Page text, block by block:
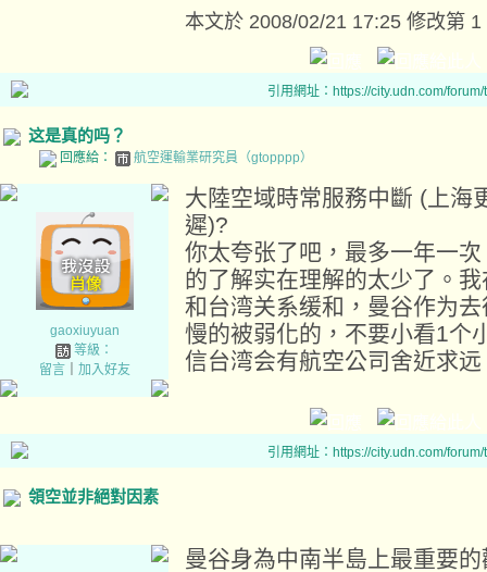
本文於 2008/02/21 17:25 修改第 1
引用網址：https://city.udn.com/
这是真的吗？
回應給： 航空運輸業研究員（gtopppp）
gaoxiuyuan
等級：
留言｜ 加入好友
大陸空域時常服務中斷 (上海
遲)?
你太夸张了吧，最多一年一
的了解实在理解的太少了。
和台湾关系缓和，曼谷作为
慢的被弱化的，不要小看1个
信台湾会有航空公司舍近求
引用網址：https://city.udn.com/
領空並非絕對因素
曼谷身為中南半島上最重要